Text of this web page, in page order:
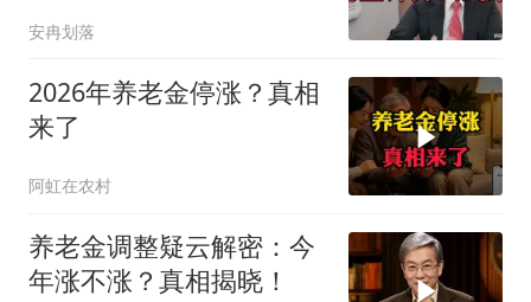
安冉划落
2026年养老金停涨？真相
来了
阿虹在农村
养老金调整疑云解密：今
年涨不涨？真相揭晓！